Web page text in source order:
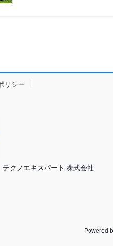
リシー
テクノエキスパート 株式会社
Powered